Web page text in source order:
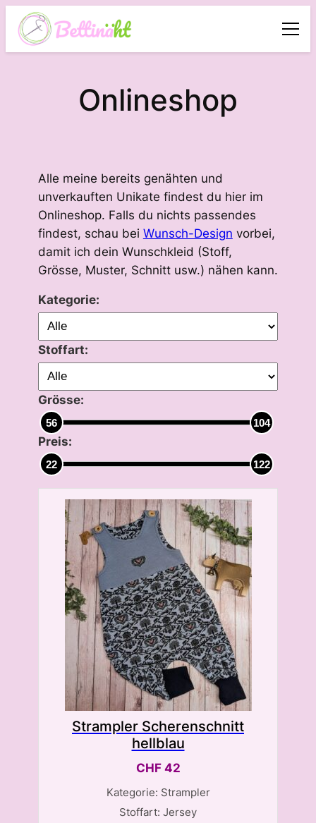
Onlineshop
Alle meine bereits genähten und
unverkauften Unikate findest du hier im
Onlineshop. Falls du nichts passendes
findest, schau bei Wunsch-Design vorbei,
damit ich dein Wunschkleid (Stoff,
Grösse, Muster, Schnitt usw.) nähen kann.
Kategorie:
Stoffart:
Grösse:
56 104
Preis:
22 122
Strampler Scherenschnitt
hellblau
CHF42
Kategorie: Strampler
Stoffart: Jersey